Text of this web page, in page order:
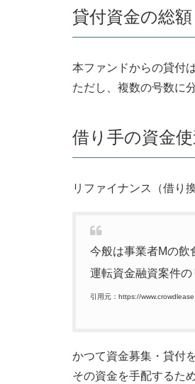
貸付資金の総額
本ファンドからの貸付
ただし、複数の号数に
借り手の資金
リファイナンス（借り
今般は事業者Mの飲
運転資金融資案件の
引用元：https://
かつて資金募集・貸付
その資金を手配するた